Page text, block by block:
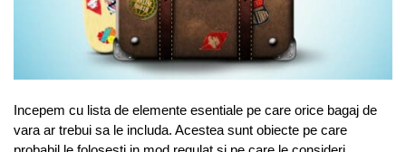
Incepem cu lista de elemente esentiale pe care orice bagaj de
vara ar trebui sa le includa. Acestea sunt obiecte pe care